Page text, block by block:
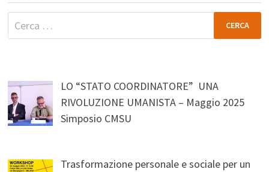
Ricerca
per:
LO “STATO COORDINATORE” UNA
RIVOLUZIONE UMANISTA – Maggio 2025
Simposio CMSU
Trasformazione personale e sociale per un